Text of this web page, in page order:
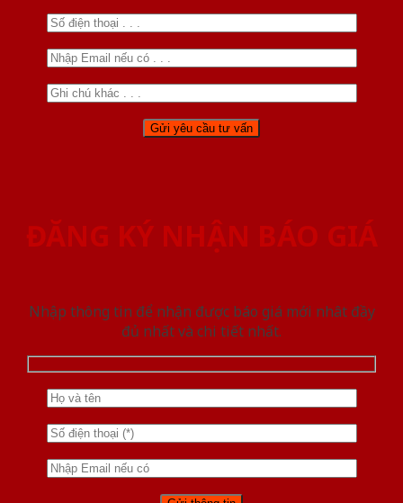
ĐĂNG KÝ NHẬN BÁO GIÁ
Nhập thông tin để nhận được báo giá mới nhât đầy
đủ nhất và chi tiết nhất.